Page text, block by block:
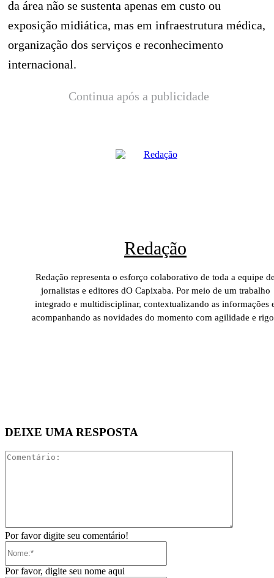
da área não se sustenta apenas em custo ou
exposição midiática, mas em infraestrutura médica,
organização dos serviços e reconhecimento
internacional.
Continua após a publicidade
Redação
Redação representa o esforço colaborativo de toda a equipe
jornalistas e editores dO Capixaba. Por meio de um trabalho
integrado e multidisciplinar, contextualizando as informações
acompanhando as novidades do momento com agilidade e
DEIXE UMA RESPOSTA
Por favor digite seu comentário!
Por favor, digite seu nome aqui